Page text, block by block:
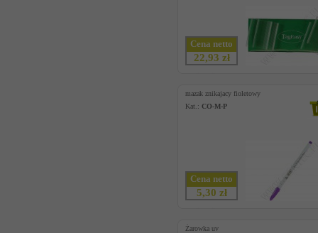
Cena netto
22,93 zł
mazak znikajacy fioletowy
Kat.: CO-M-P
Cena netto
5,30 zł
Żarowka uv